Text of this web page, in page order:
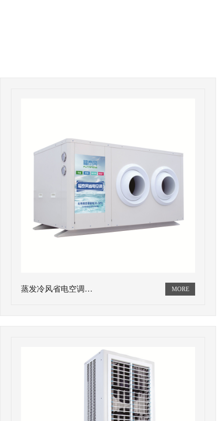
蒸发冷风省电空调…